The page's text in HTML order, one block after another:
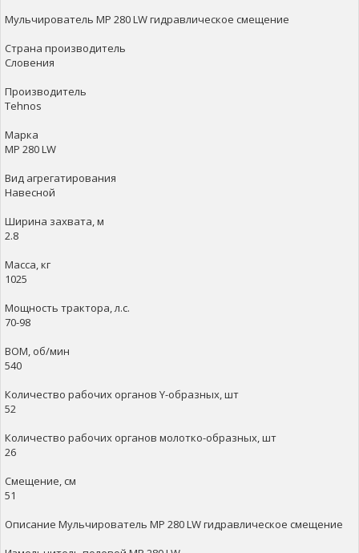
Мульчирователь MР 280 LW гидравлическое смещение
Страна производитель
Словения
Производитель
Tehnos
Марка
MР 280 LW
Вид агрегатирования
Навесной
Ширина захвата, м
2.8
Масса, кг
1025
Мощность трактора, л.с.
70-98
ВОМ, об/мин
540
Количество рабочих органов Y-образных, шт
52
Количество рабочих органов молотко-образных, шт
26
Смещение, см
51
Описание Мульчирователь MР 280 LW гидравлическое смещение